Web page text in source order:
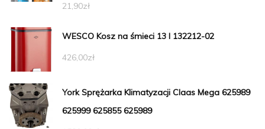
21,90zł
WESCO Kosz na śmieci 13 l 132212-02
426,00zł
York Sprężarka Klimatyzacji Claas Mega 625989
625999 625855 625989